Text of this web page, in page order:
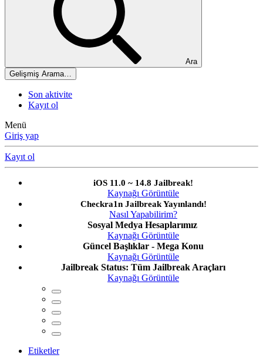
Ara
Gelişmiş Arama…
Son aktivite
Kayıt ol
Menü
Giriş yap
Kayıt ol
iOS 11.0 ~ 14.8 Jailbreak!
Kaynağı Görüntüle
Checkra1n Jailbreak Yayınlandı!
Nasıl Yapabilirim?
Sosyal Medya Hesaplarımız
Kaynağı Görüntüle
Güncel Başlıklar - Mega Konu
Kaynağı Görüntüle
Jailbreak Status: Tüm Jailbreak Araçları
Kaynağı Görüntüle
Etiketler